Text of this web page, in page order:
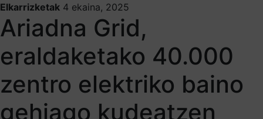
Elkarrizketak 4 ekaina, 2025
Ariadna Grid,
eraldaketako 40.000
zentro elektriko baino
gehiago kudeatzen